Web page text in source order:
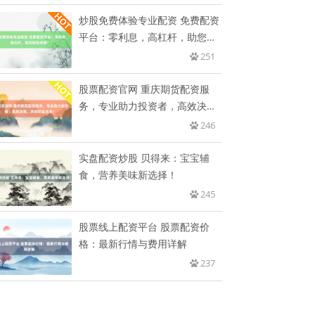
炒股免费体验专业配资 免费配资
平台：零利息，高杠杆，助您轻
251
股票配资官网 重庆期货配资服
务，专业助力投资者，高效决
246
实盘配资炒股 贝得来：宝宝辅
食，营养美味新选择！
245
股票线上配资平台 股票配资价
格：最新行情与费用详解
237